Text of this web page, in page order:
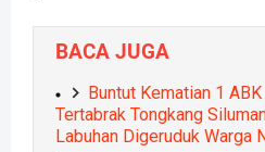
BACA JUGA
Buntut Kematian 1
Tertabrak Tongkang
Labuhan Digeruduk Warga